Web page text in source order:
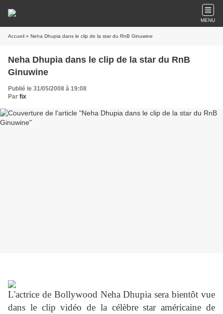
MENU
Accueil » Neha Dhupia dans le clip de la star du RnB Ginuwine
Neha Dhupia dans le clip de la star du RnB
Ginuwine
Publié le 31/05/2008 à 19:08
Par fix
L'actrice de Bollywood Neha Dhupia sera bientôt vue
dans le clip vidéo de la célèbre star américaine de